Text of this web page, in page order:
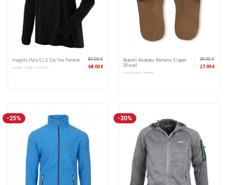
Haglöfs Puls Q LS Zip Tee Femme
FEMME • T-SHIRTS & POLOS
80.00 €
68.00 €
Brunotti Badanka Womens Slipper
(Blauw)
CHAUSSURES • FEMME
39.90 €
27.90 €
-25% -30%